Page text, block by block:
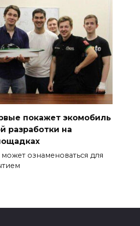
покажет экомобиль
разработки на
ознаменоваться для